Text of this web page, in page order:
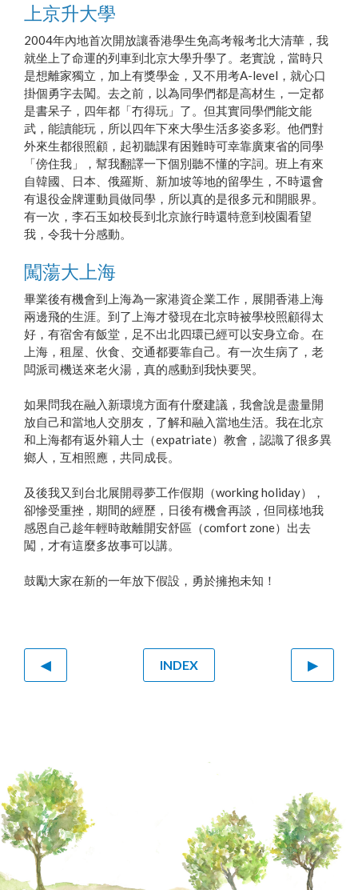
上京升大學
2004年內地首次開放讓香港學生免高考報考北大清華，我
就坐上了命運的列車到北京大學升學了。老實說，當時只
是想離家獨立，加上有獎學金，又不用考A-level，就心口
掛個勇字去闖。去之前，以為同學們都是高材生，一定都
是書呆子，四年都「冇得玩」了。但其實同學們能文能
武，能讀能玩，所以四年下來大學生活多姿多彩。他們對
外來生都很照顧，起初聽課有困難時可幸靠廣東省的同學
「傍住我」，幫我翻譯一下個別聽不懂的字詞。班上有來
自韓國、日本、俄羅斯、新加坡等地的留學生，不時還會
有退役金牌運動員做同學，所以真的是很多元和開眼界。
有一次，李石玉如校長到北京旅行時還特意到校園看望
我，令我十分感動。
闖蕩大上海
畢業後有機會到上海為一家港資企業工作，展開香港上海
兩邊飛的生涯。到了上海才發現在北京時被學校照顧得太
好，有宿舍有飯堂，足不出北四環已經可以安身立命。在
上海，租屋、伙食、交通都要靠自己。有一次生病了，老
闆派司機送來老火湯，真的感動到我快要哭。
如果問我在融入新環境方面有什麼建議，我會說是盡量開
放自己和當地人交朋友，了解和融入當地生活。我在北京
和上海都有返外籍人士（expatriate）教會，認識了很多異
鄉人，互相照應，共同成長。
及後我又到台北展開尋夢工作假期（working holiday），
卻慘受重挫，期間的經歷，日後有機會再談，但同樣地我
感恩自己趁年輕時敢離開安舒區（comfort zone）出去
闖，才有這麼多故事可以講。
鼓勵大家在新的一年放下假設，勇於擁抱未知！
◀ INDEX ▶